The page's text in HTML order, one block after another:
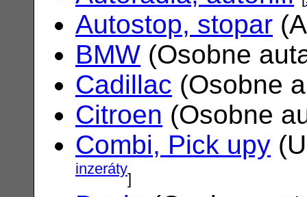
Autostop, stopar
BMW (Osobne
Cadillac (Osobne
Citroen (Osobne
Combi, Pick upy
inzeráty]